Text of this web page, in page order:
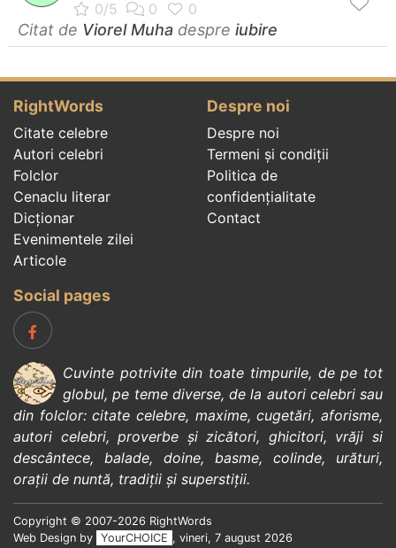
Citat de Viorel Muha despre iubire
RightWords
Citate celebre
Autori celebri
Folclor
Cenaclu literar
Dicționar
Evenimentele zilei
Articole
Despre noi
Despre noi
Termeni și condiții
Politica de
confidenţialitate
Contact
Social pages
Cuvinte potrivite din toate timpurile, de pe tot
globul, pe teme diverse, de la autori celebrisau
din folclor:citate celebre, maxime,cugetări,aforisme,
autori celebri,proverbe și zicători, ghicitori, vrăji si
descântece, balade, doine, basme, colinde, urături,
orații de nuntă, tradiții și superstiții.
Copyright © 2007-2026 RightWords
Web Design by
YourCHOICE , vineri, 7 august 2026